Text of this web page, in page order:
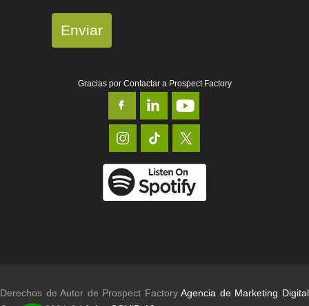
Enviar
Gracias por Contactar a Prospect Factory
Derechos de Autor de Prospect FactoryAgencia de Marketing Digital